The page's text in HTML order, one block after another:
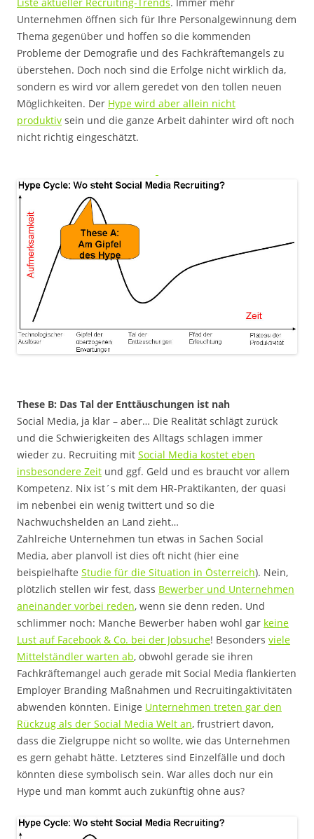
Unternehmen öffnen sich für Ihre Personalgewinnung dem
Thema gegenüber und hoffen so die kommenden
Probleme der Demografie und des Fachkräftemangels zu
überstehen. Doch noch sind die Erfolge nicht wirklich da,
sondern es wird vor allem geredet von den tollen neuen
Möglichkeiten. Der Hype wird aber allein nicht
produktiv sein und die ganze Arbeit dahinter wird oft noch
nicht richtig eingeschätzt.
These B: Das Tal der Enttäuschungen ist nah
Social Media, ja klar – aber… Die Realität schlägt zurück
und die Schwierigkeiten des Alltags schlagen immer
wieder zu. Recruiting mit Social Media kostet eben
insbesondere Zeit und ggf. Geld und es braucht vor allem
Kompetenz. Nix ist´s mit dem HR-Praktikanten, der quasi
im nebenbei ein wenig twittert und so die
Nachwuchshelden an Land zieht…
Zahlreiche Unternehmen tun etwas in Sachen Social
Media, aber planvoll ist dies oft nicht (hier eine
beispielhafte Studie für die Situation in Österreich). Nein,
plötzlich stellen wir fest, dass Bewerber und Unternehmen
aneinander vorbei reden, wenn sie denn reden. Und
schlimmer noch: Manche Bewerber haben wohl gar keine
Lust auf Facebook & Co. bei der Jobsuche! Besonders viele
Mittelständler warten ab, obwohl gerade sie ihren
Fachkräftemangel auch gerade mit Social Media flankierten
Employer Branding Maßnahmen und Recruitingaktivitäten
abwenden könnten. Einige Unternehmen treten gar den
Rückzug als der Social Media Welt an, frustriert davon,
dass die Zielgruppe nicht so wollte, wie das Unternehmen
es gern gehabt hätte. Letzteres sind Einzelfälle und doch
könnten diese symbolisch sein. War alles doch nur ein
Hype und man kommt auch zukünftig ohne aus?